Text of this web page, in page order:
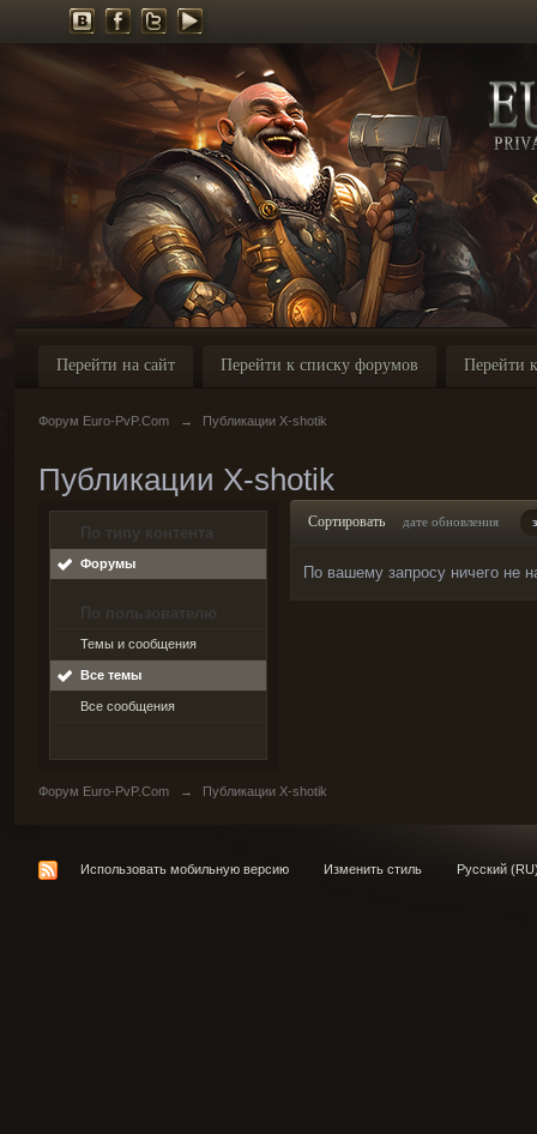
Перейти на сайт Перейти к списку форумов Перейти
Форум Euro-PvP.Com → Публикации X-shotik
Публикации X-shotik
По типу контента
Форумы
По пользователю
Темы и сообщения
Все темы
Все сообщения
Сортировать дате обновления
По вашему запросу ничего не
Форум Euro-PvP.Com → Публикации X-shotik
Использовать мобильную версию Изменить стиль Русский